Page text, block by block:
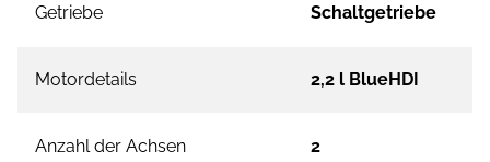
Getriebe Schaltgetriebe
Motordetails 2,2 l BlueHDI
Anzahl der Achsen 2